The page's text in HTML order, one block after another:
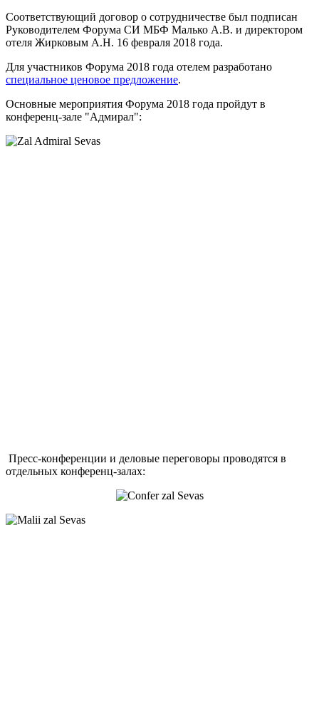
Соответствующий договор о сотрудничестве был подписан
Руководителем Форума СИ МБФ Малько А.В. и директором
отеля Жирковым А.Н. 16 февраля 2018 года.
Для участников Форума 2018 года отелем разработано
специальное ценовое предложение.
Основные мероприятия Форума 2018 года пройдут в
конференц-зале "Адмирал":
Пресс-конференции и деловые переговоры проводятся в
отдельных конференц-залах: